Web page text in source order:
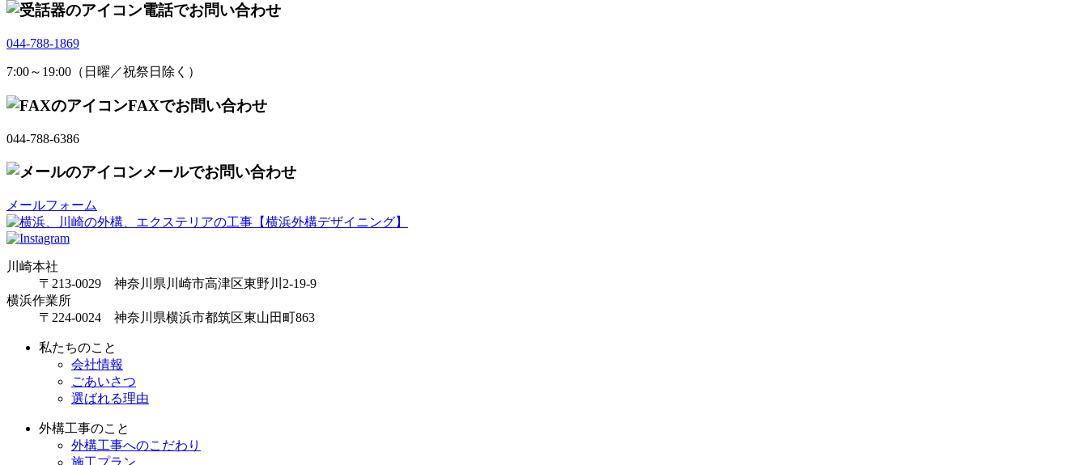
電話でお問い合わせ
044-788-1869
7:00～19:00（日曜／祝祭日除く）
FAXでお問い合わせ
044-788-6386
メールでお問い合わせ
メールフォーム
川崎本社
〒213-0029 神奈川県川崎市高津区東野川2-19-9
横浜作業所
〒224-0024 神奈川県横浜市都筑区東山田町863
私たちのこと
会社情報
ごあいさつ
選ばれる理由
外構工事のこと
外構工事へのこだわり